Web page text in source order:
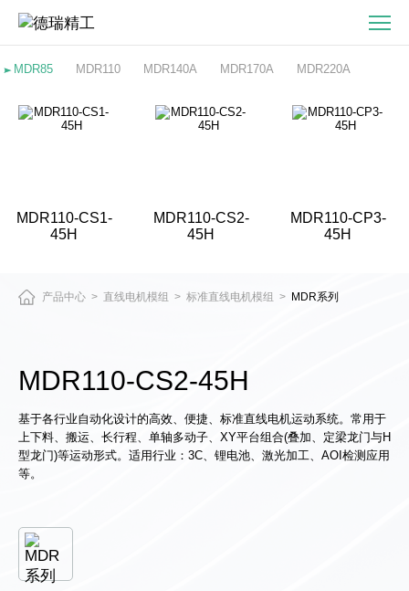
MDR110-
CS2-
45H-
直
密
MDR85 MDR110 MDR140A MDR170A MDR220A
MDR110-CS1-
45H
MDR110-CS2-
45H
MDR110-CP3-
45H
产品中心 > 直线电机模组 > 标准直线电机模组 > MDR系列
MDR110-CS2-45H
基于各行业自动化设计的高效、便捷、标准直线电机运动系统。常用于
上下料、搬运、长行程、单轴多动子、XY平台组合(叠加、定梁龙门与H
型龙门)等运动形式。适用行业：3C、锂电池、激光加工、AOI检测应用
等。